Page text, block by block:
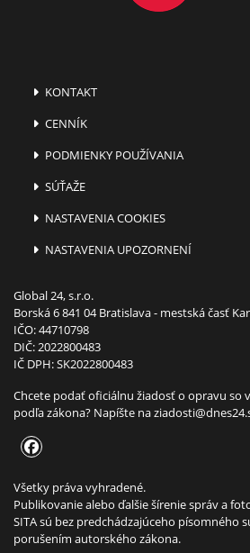
KONTAKT
CENNÍK
PODMIENKY POUŽÍVANIA
SÚŤAŽE
NASTAVENIA COOKIES
NASTAVENIA UPOZORNENÍ
Global 24, s.r.o.
Borská 6 841 04 Bratislava - mestská časť
IČO: 44710798
DIČ: 2022800483
IČ DPH: SK2022800483
Chcete podať oficiálnu žiadosť o opravu so
podľa zákona? Napíšte na
Všetky práva vyhradené.
Publikovanie alebo ďalšie šírenie správ a
SITA sú bez predchádzajúceho písomného
porušením autorského zákona.